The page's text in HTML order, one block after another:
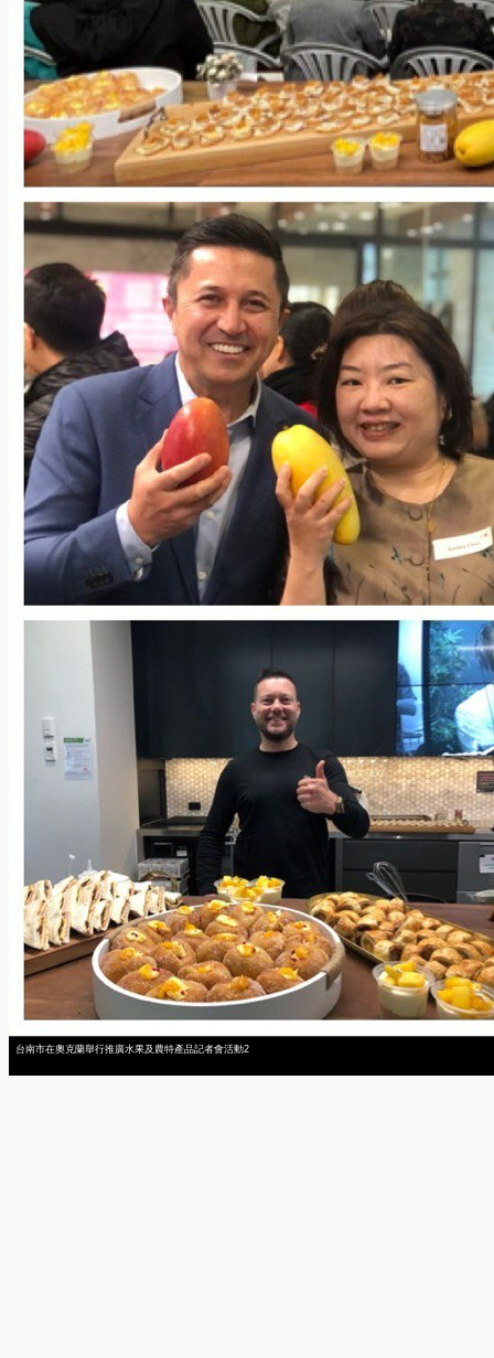
台南市在奧克蘭舉行推廣水果及農特產品記者會活動2